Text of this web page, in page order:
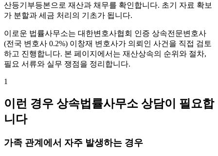
산등기부등본으로 재산과 채무를 확인합니다. 초기 자료 확보
가 분할과 세금 처리의 기초가 됩니다.
이로운 법률사무소는 대한변호사협회 인증 상속전문변호사
(전국 변호사 0.2%) 이창재 변호사가 의뢰인 사건을 직접 검토
하고 진행합니다. 본 페이지에서는 재산상속의 순위와 절차,
필요 서류와 실무 쟁점을 정리합니다.
1
이런 경우 상속법률사무소 상담이 필요합
니다
가족 관계에서 자주 발생하는 경우